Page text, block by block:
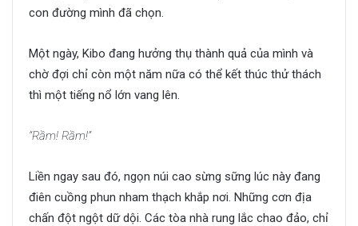
con đường mình đã chọn.
Một ngày, Kibo đang hưởng thụ thành quả của mình và
chờ đợi chỉ còn một năm nữa có thể kết thúc thử thách
thì một tiếng nổ lớn vang lên.
“Rầm! Rầm!”
Liền ngay sau đó, ngọn núi cao sừng sững lúc này đang
điên cuồng phun nham thạch khắp nơi. Những cơn địa
chấn đột ngột dữ dội. Các tòa nhà rung lắc chao đảo, chỉ